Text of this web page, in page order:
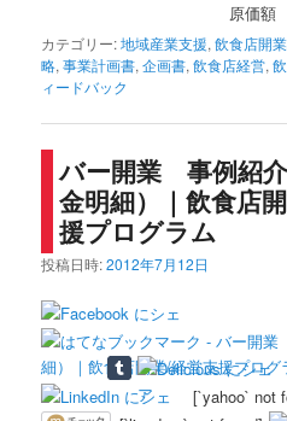
原価額
カテゴリー:地域産業支援,飲食店開
略,事業計画書,企画書,飲食店経営,
ィードバック
バー開業 事例紹
金明細）｜飲食店
援プログラム
投稿日時:2012年7月12日
[`yahoo` not